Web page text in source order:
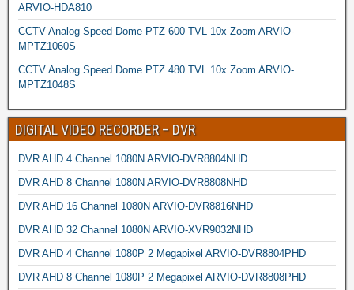
ARVIO-HDA810
CCTV Analog Speed Dome PTZ 600 TVL 10x Zoom ARVIO-
MPTZ1060S
CCTV Analog Speed Dome PTZ 480 TVL 10x Zoom ARVIO-
MPTZ1048S
DIGITAL VIDEO RECORDER – DVR
DVR AHD 4 Channel 1080N ARVIO-DVR8804NHD
DVR AHD 8 Channel 1080N ARVIO-DVR8808NHD
DVR AHD 16 Channel 1080N ARVIO-DVR8816NHD
DVR AHD 32 Channel 1080N ARVIO-XVR9032NHD
DVR AHD 4 Channel 1080P 2 Megapixel ARVIO-DVR8804PHD
DVR AHD 8 Channel 1080P 2 Megapixel ARVIO-DVR8808PHD